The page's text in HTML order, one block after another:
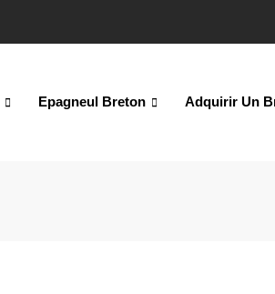
Epagneul Breton Adquirir Un